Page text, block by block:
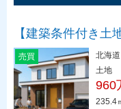
【建築条件付き
売買
北海
土地
960
235.4